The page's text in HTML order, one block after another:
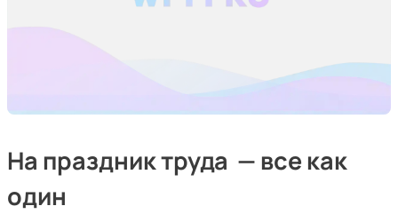
На праздник труда —все как
один